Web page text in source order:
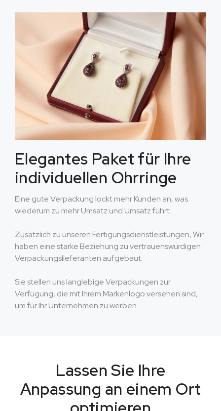
Elegantes Paket für Ihre
individuellen Ohrringe
Eine gute Verpackung lockt mehr Kunden an, was
wiederum zu mehr Umsatz und Umsatz führt.
Zusätzlich zu unseren Fertigungsdienstleistungen, Wir
haben eine starke Beziehung zu vertrauenswürdigen
Verpackungslieferanten aufgebaut.
Sie stellen uns langlebige Verpackungen zur
Verfügung, die mit Ihrem Markenlogo versehen sind,
um für Ihr Unternehmen zu werben.
Lassen Sie Ihre
Anpassung an einem Ort